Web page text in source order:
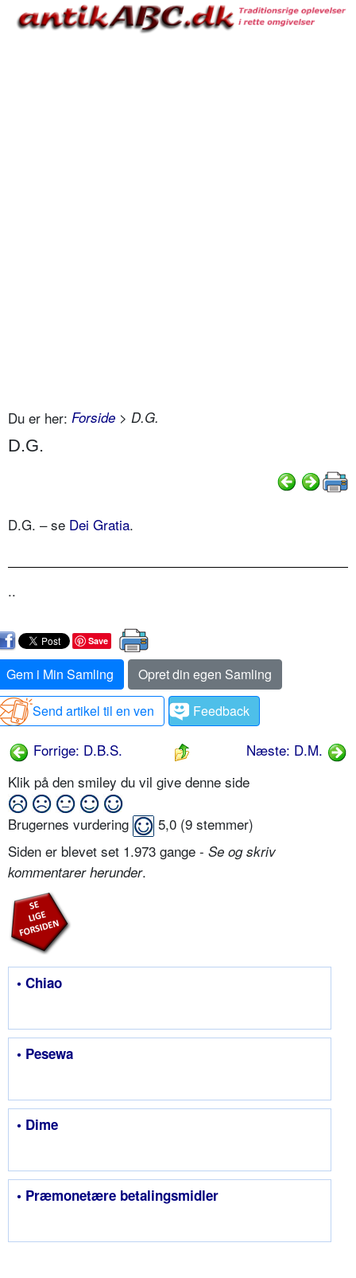
Du er her: Forside > D.G.
D.G.
D.G. – se Dei Gratia.
..
Save
Gem i Min Samling
Opret din egen Samling
Send artikel til en ven
Feedback
Forrige: D.B.S.
Næste: D.M.
Klik på den smiley du vil give denne side
Brugernes vurdering 5,0 (9 stemmer)
Siden er blevet set 1.973 gange - Se og skriv
kommentarer herunder.
• Chiao
• Pesewa
• Dime
• Præmonetære betalingsmidler